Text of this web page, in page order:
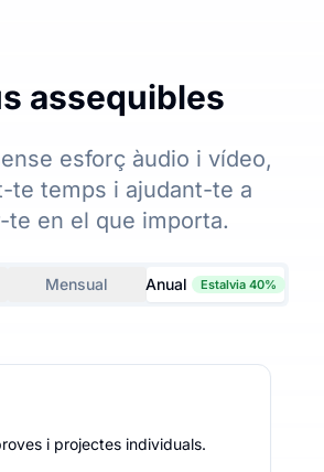
assequibles
esforç àudio i vídeo,
te temps i ajudant-te a
te en el que importa.
Mensual Anual Estalvia 40%
i projectes individuals.